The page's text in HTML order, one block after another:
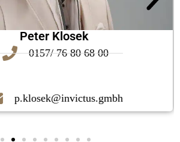
Peter Klosek
0157/ 76 80 68 00
p.klosek@invictus.gmbh